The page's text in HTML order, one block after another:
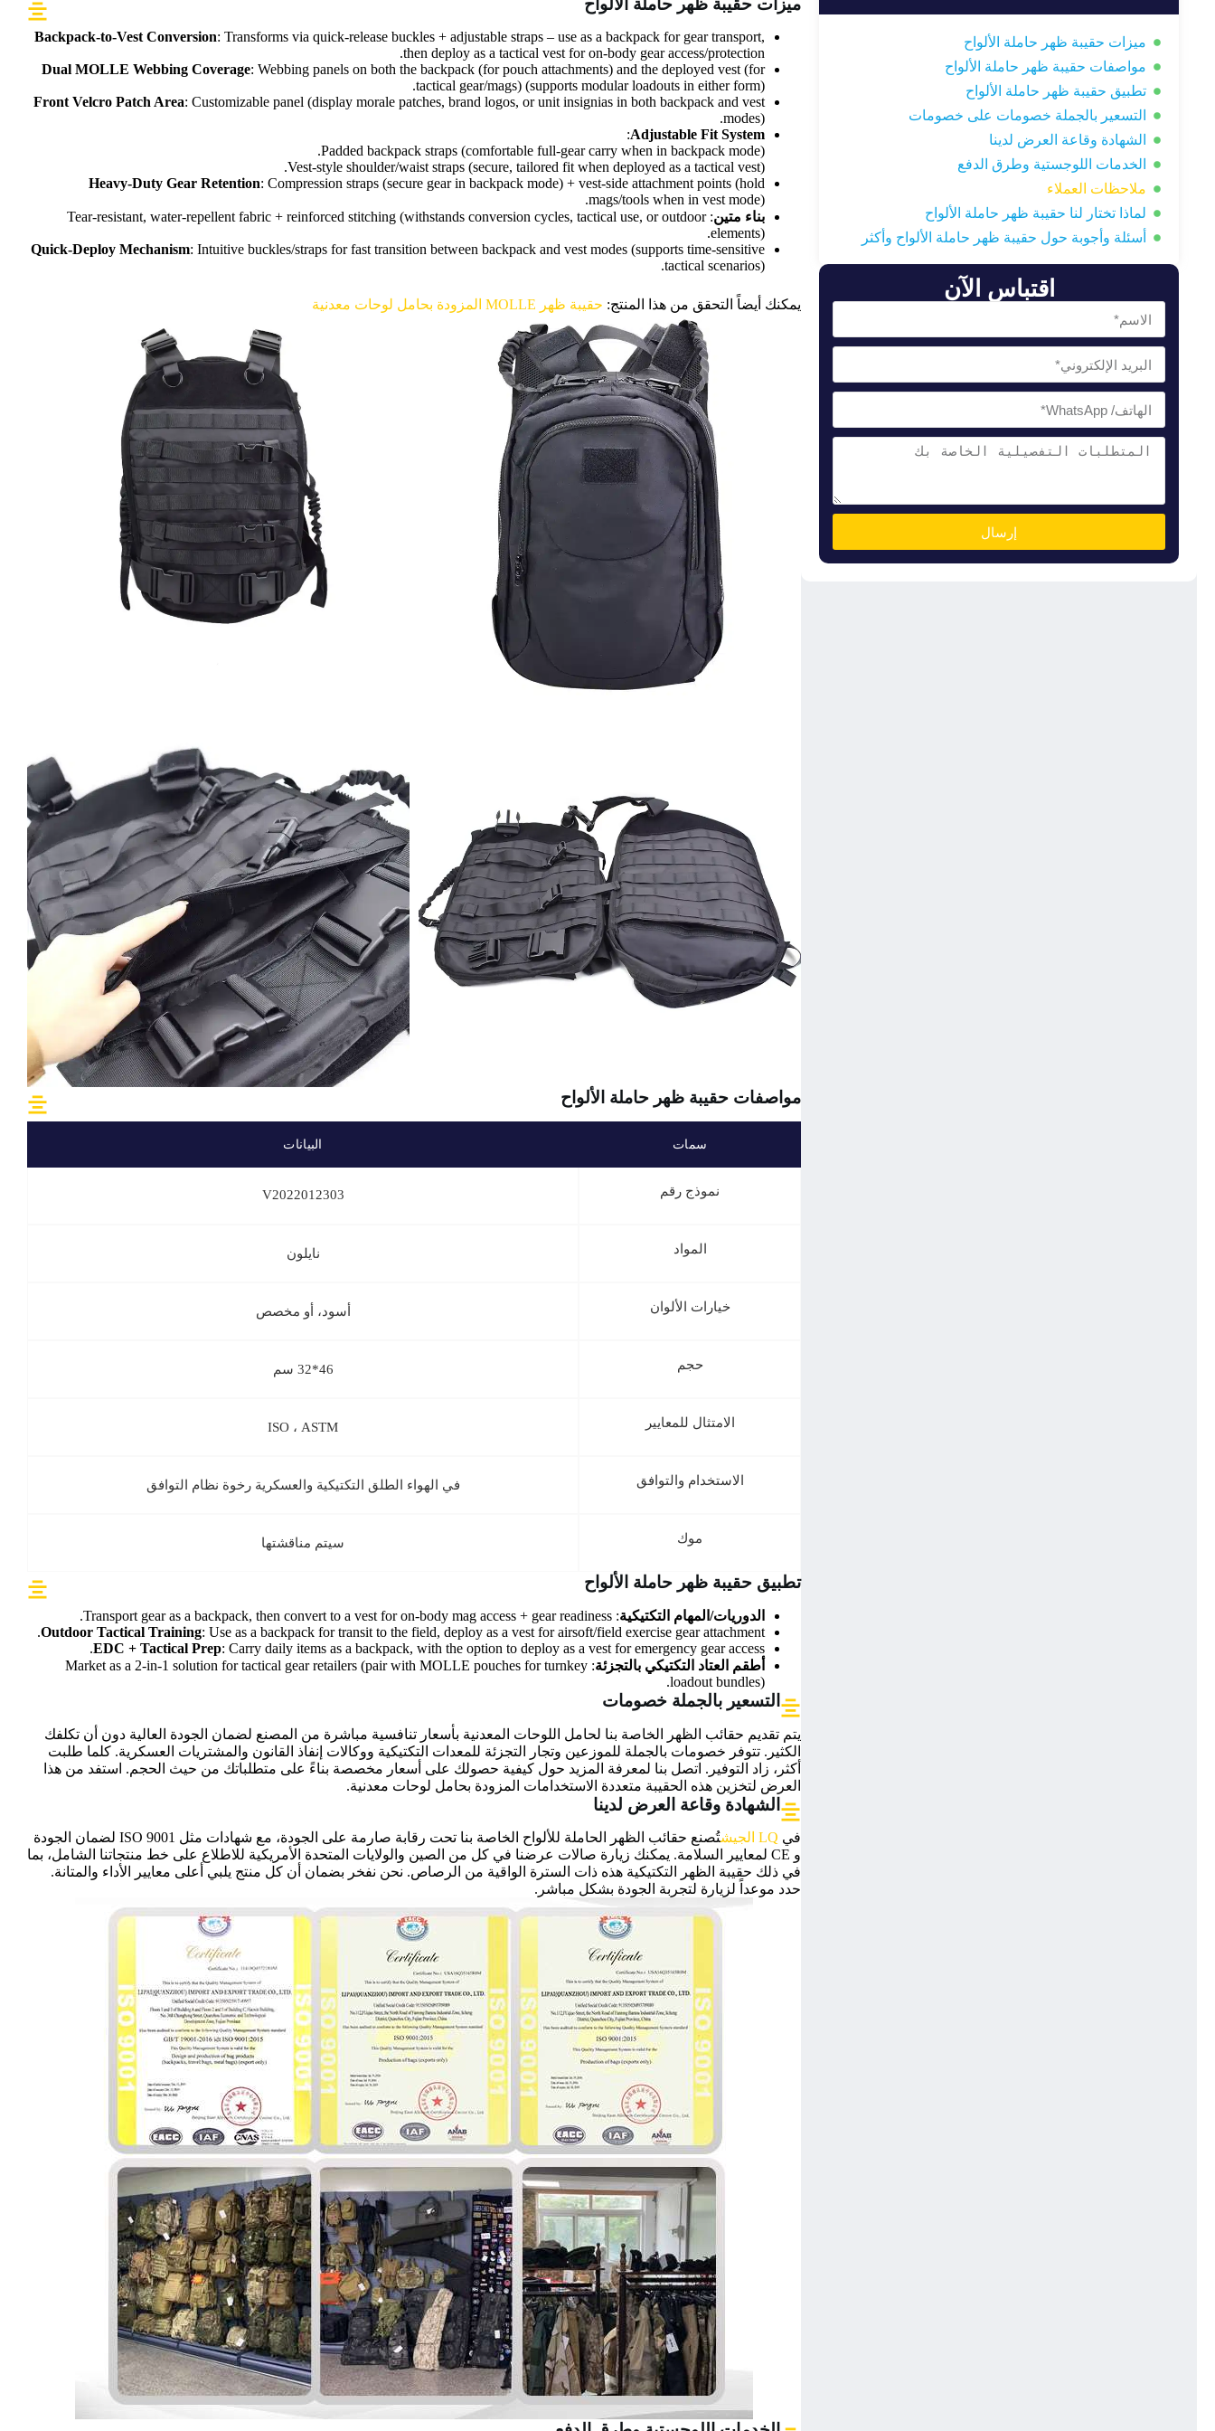
ميزات حقيبة ظهر حاملة الألواح
مواصفات حقيبة ظهر حاملة الألواح
تطبيق حقيبة ظهر حاملة الألواح
التسعير بالجملة خصومات على خصومات
الشهادة وقاعة العرض لدينا
الخدمات اللوجستية وطرق الدفع
ملاحظات العملاء
لماذا تختار لنا حقيبة ظهر حاملة الألواح
أسئلة وأجوبة حول حقيبة ظهر حاملة الألواح وأكثر
اقتباس الآن
إرسال
ميزات حقيبة ظهر حاملة الألواح
Backpack-to-Vest Conversion: Transforms via quick-release buckles + adjustable straps – use as a backpack for gear transport,
then deploy as a tactical vest for on-body gear access/protection.
Dual MOLLE Webbing Coverage: Webbing panels on both the backpack (for pouch attachments) and the deployed vest (for
tactical gear/mags) (supports modular loadouts in either form).
Front Velcro Patch Area: Customizable panel (display morale patches, brand logos, or unit insignias in both backpack and vest
modes).
Adjustable Fit System
:
Padded backpack straps (comfortable full-gear carry when in backpack mode).
Vest-style shoulder/waist straps (secure, tailored fit when deployed as a tactical vest).
Heavy-Duty Gear Retention: Compression straps (secure gear in backpack mode) + vest-side attachment points (hold
mags/tools when in vest mode).
بناء متين : Tear-resistant, water-repellent fabric + reinforced stitching (withstands conversion cycles, tactical use, or outdoor
elements).
Quick-Deploy Mechanism: Intuitive buckles/straps for fast transition between backpack and vest modes (supports time-sensitive
tactical scenarios).
يمكنك أيضاً التحقق من هذا المنتج: حقيبة ظهر MOLLE المزودة بحامل لوحات معدنية
مواصفات حقيبة ظهر حاملة الألواح
سمات البيانات
نموذج رقم V2022012303
المواد نايلون
خيارات الألوان أسود، أو مخصص
حجم 46*32 سم
الامتثال للمعايير ISO ، ASTM
الاستخدام والتوافق في الهواء الطلق التكتيكية والعسكرية رخوة نظام التوافق
موك سيتم مناقشتها
تطبيق حقيبة ظهر حاملة الألواح
الدوريات/المهام التكتيكية: Transport gear as a backpack, then convert to a vest for on-body mag access + gear readiness.
Outdoor Tactical Training: Use as a backpack for transit to the field, deploy as a vest for airsoft/field exercise gear attachment.
EDC + Tactical Prep: Carry daily items as a backpack, with the option to deploy as a vest for emergency gear access.
أطقم العتاد التكتيكي بالتجزئة : Market as a 2-in-1 solution for tactical gear retailers (pair with MOLLE pouches for turnkey
loadout bundles).
التسعير بالجملة خصومات
يتم تقديم حقائب الظهر الخاصة بنا لحامل اللوحات المعدنية بأسعار تنافسية مباشرة من المصنع لضمان الجودة العالية دون أن تكلفك
الكثير. تتوفر خصومات بالجملة للموزعين وتجار التجزئة للمعدات التكتيكية ووكالات إنفاذ القانون والمشتريات العسكرية. كلما طلبت
أكثر، زاد التوفير. اتصل بنا لمعرفة المزيد حول كيفية حصولك على أسعار مخصصة بناءً على متطلباتك من حيث الحجم. استفد من هذا
العرض لتخزين هذه الحقيبة متعددة الاستخدامات المزودة بحامل لوحات معدنية.
الشهادة وقاعة العرض لدينا
في
تُصنع حقائب الظهر الحاملة للألواح الخاصة بنا تحت رقابة صارمة على الجودة، مع شهادات مثل ISO 9001 لضمان الجودة
و CE لمعايير السلامة. يمكنك زيارة صالات عرضنا في كل من الصين والولايات المتحدة الأمريكية للاطلاع على خط منتجاتنا الشامل، بما
في ذلك حقيبة الظهر التكتيكية هذه ذات السترة الواقية من الرصاص. نحن نفخر بضمان أن كل منتج يلبي أعلى معايير الأداء والمتانة.
حدد موعداً لزيارة لتجربة الجودة بشكل مباشر.